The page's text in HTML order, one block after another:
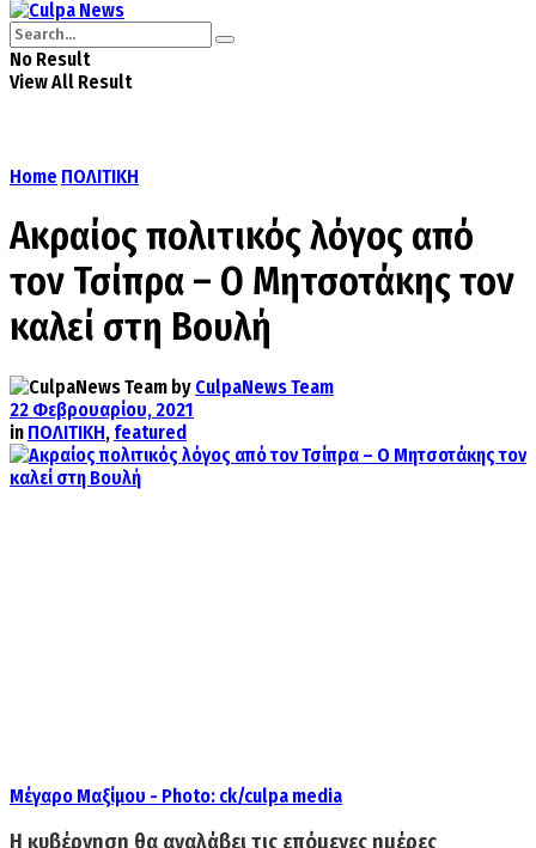
No Result
View All Result
Home ΠΟΛΙΤΙΚΗ
Ακραίος πολιτικός λόγος από
τον Τσίπρα – Ο Μητσοτάκης τον
καλεί στη Βουλή
by CulpaNews Team
22 Φεβρουαρίου, 2021
in ΠΟΛΙΤΙΚΗ, featured
Μέγαρο Μαξίμου - Photo: ck/culpa media
Η κυβέρνηση θα αναλάβει τις επόμενες ημέρες